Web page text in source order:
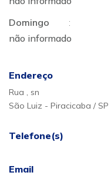
Domingo
:
não informado
Endereço
Rua , sn
São Luiz - Piracicaba / SP
Telefone(s)
Email